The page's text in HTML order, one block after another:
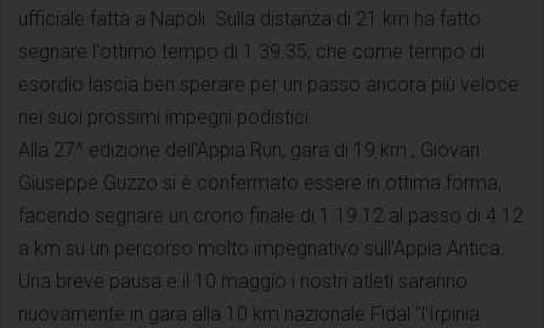
ufficiale fatta a Napoli. Sulla distanza di 21 km ha fatto
segnare l'ottimo tempo di 1.39.35, che come tempo di
esordio lascia ben sperare per un passo ancora più veloce
nei suoi prossimi impegni podistici.
Alla 27^ edizione dell'Appia Run, gara di 19 km , Giovan
Giuseppe Guzzo si è confermato essere in ottima forma,
facendo segnare un crono finale di 1.19.12 al passo di 4.12
a km su un percorso molto impegnativo sull'Appia Antica.
Una breve pausa e il 10 maggio i nostri atleti saranno
nuovamente in gara alla 10 km nazionale Fidal "l'Irpinia